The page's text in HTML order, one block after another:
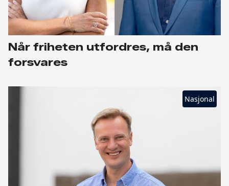
Når friheten utfordres, må den
forsvares
Nasjonal